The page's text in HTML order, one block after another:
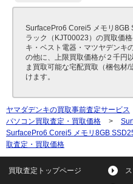
SurfacePro6 Corei5 メモリ8GB
ラック（KJT00023）の買取価
キ・ベスト電器・マツヤデンキ
の他に、上限買取価格が２千円
ま買取可能な宅配買取（梱包材
けます。
ヤマダデンキの買取事前査定サービス
パソコン買取査定・買取価格
>
SurfacePro6 Corei5 メモリ8GB
取査定・買取価格
買取査定トップページ